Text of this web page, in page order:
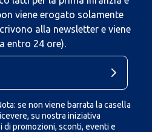
viene erogato solamente
alla newsletter e viene
entro 24 ore).
se non viene barrata la casella
su nostra iniziativa
di promozioni, sconti, eventi e